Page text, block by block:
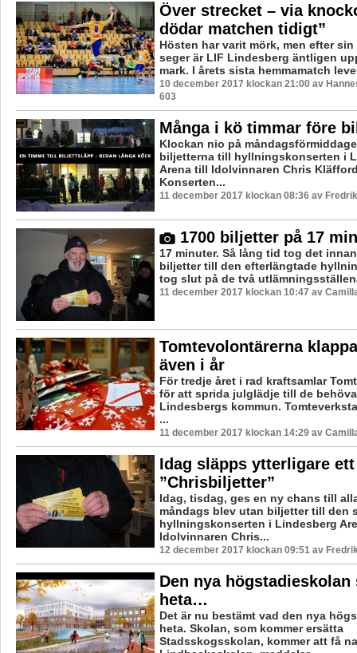
Över strecket – via
dödar matchen tidigt”
Hösten har varit mörk, men efter sin
seger är LIF Lindesberg äntligen
mark. I årets sista hemmamatch
10 december 2017 klockan 21:00 av
603
Många i kö timmar före
Klockan nio på
biljetterna till hyllningskonserten i
Arena till Idolvinnaren Chris
Konserten...
11 december 2017 klockan 08:36 av
1700 biljetter på 17
17 minuter. Så lång tid tog det
biljetter till den efterlängtade
tog slut på de två
11 december 2017 klockan 10:47 av
Tomtevolontärerna
även i år
För tredje året i rad kraftsamlar
för att sprida julglädje till de
Lindesbergs kommun.
...
11 december 2017 klockan 14:29 av
Idag släpps ytterligare
”Chrisbiljetter”
Idag, tisdag, ges en ny chans till
måndags blev utan biljetter till den
hyllningskonserten i Lindesberg
Idolvinnaren Chris...
12 december 2017 klockan 09:51 av
Den nya högstadieskolan
heta…
Det är nu bestämt vad den nya
heta. Skolan, som kommer ersätta
Stadsskogsskolan, kommer att få